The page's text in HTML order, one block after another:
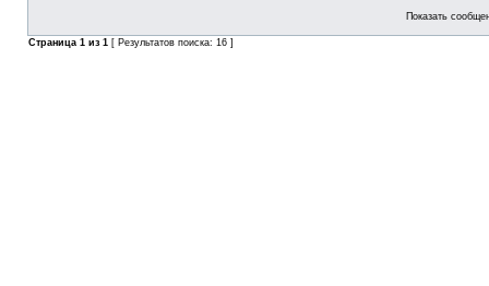
Показать
Страница 1 из 1 [ Результатов поиска: 16 ]